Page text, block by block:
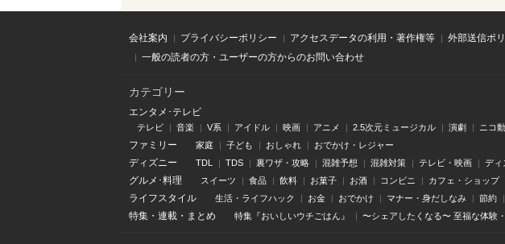
会社案内 プライバシーポリシー アクセスデータの利用・著作権等 外部送信ポ
一般の読者の方・ユーザーの方からのお問い合わせ
カテゴリー
エンタメ･テレビ
テレビ 音楽 V系 アイドル 映画 アニメ 2.5次元ミュージカル 演劇 ニコ動
ファミリー 家庭 子ども おしゃれ おでかけ・レジャー
ディズニー TDL TDS 裏ワザ・攻略 混雑予想 混雑対策 テレビ・映画 ディ
グルメ･料理 スイーツ 食品 飲料 お菓子 お酒 コンビニ カフェ・ショップ
ライフスタイル 生活・ライフハック お金 おでかけ マナー・身だしなみ 節約
特集 ・ 連載 ・ まとめ 特集『おいしいウチごはん』 〜シェアしたくなる〜 至福な体験